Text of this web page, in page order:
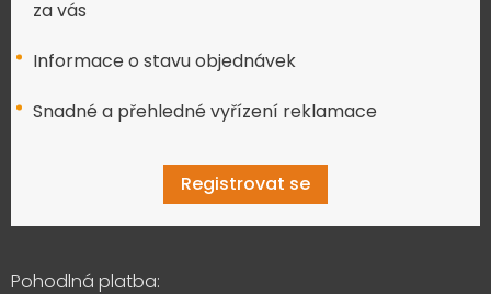
za vás
Informace o stavu objednávek
Snadné a přehledné vyřízení reklamace
Registrovat se
Pohodlná platba: